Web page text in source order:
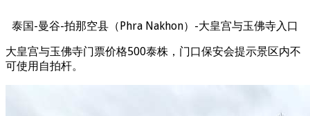
泰国-曼谷-拍那空县（Phra Nakhon）-大皇宫与玉佛寺入口
大皇宫与玉佛寺门票价格500泰株，门口保安会提示景区内不
可使用自拍杆。